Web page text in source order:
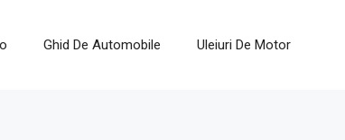
Ghid De Automobile Uleiuri De Motor